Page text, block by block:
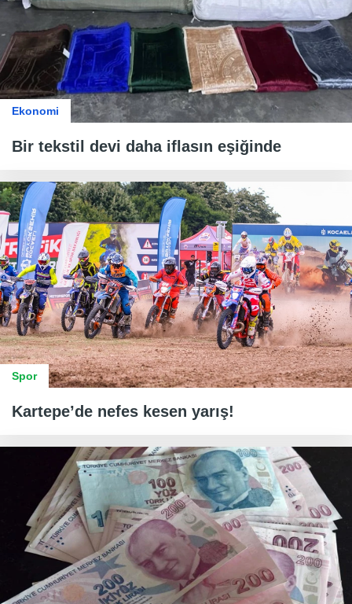
Ekonomi
Bir tekstil devi daha iflasın eşiğinde
Spor
Kartepe’de nefes kesen yarış!